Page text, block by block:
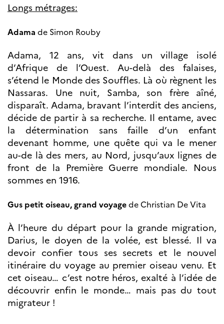
Bourse d’études
French+Gastronomy et
French+ Hospitality
Témoignages
Institutionnels
France Alumni
SCIENCE ET
RECHERCHE
Programmes de
coopération
Åsgard
PHC Aurora
Bourses
Arctic Frontiers
Prix FINA
France Excellence
Research
Programme
Norway
Événements
Science Night
Science et
Longs métrages:
Adama de Simon Rouby
Adama, 12 ans, vit dans un village isolé
d’Afrique de l’Ouest. Au-delà des falaises,
s’étend le Monde des Souffles. Là où règnent les
Nassaras. Une nuit, Samba, son frère aîné,
disparaît. Adama, bravant l’interdit des anciens,
décide de partir à sa recherche. Il entame, avec
la détermination sans faille d’un enfant
devenant homme, une quête qui va le mener
au-de là des mers, au Nord, jusqu’aux lignes de
front de la Première Guerre mondiale. Nous
sommes en 1916.
Gus petit oiseau, grand voyagede Christian De Vita
À l’heure du départ pour la grande migration,
Darius, le doyen de la volée, est blessé. Il va
devoir confier tous ses secrets et le nouvel
itinéraire du voyage au premier oiseau venu. Et
cet oiseau… c’est notre héros, exalté à l’idée de
découvrir enfin le monde… mais pas du tout
migrateur !